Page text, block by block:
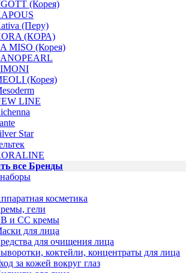
(Корея)
(Перу)
(КОРА)
MISO (Корея)
(Корея)
LINE
Star
все Бренды
косметика
гели
и CC кремы
для лица
для очищения лица
коктейли, концентраты для лица
за кожей вокруг глаз